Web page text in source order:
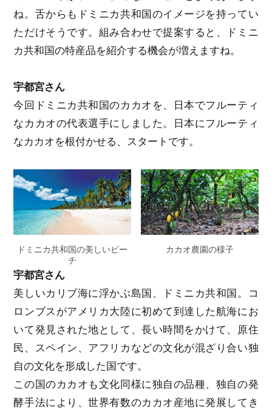
ね。舌からもドミニカ共和国のイメージを持ってい
ただけそうです。組み合わせで提案すると、ドミニ
カ共和国の特産品を紹介する機会が増えますね。
宇都宮さん
今回ドミニカ共和国のカカオを、日本でフルーティ
なカカオの代表選手にしました。日本にフルーティ
なカカオを根付かせる、スタートです。
ドミニカ共和国の美しいビー
チ
カカオ農園の様子
宇都宮さん
美しいカリブ海に浮かぶ島国、ドミニカ共和国。コ
ロンブスがアメリカ大陸に初めて到達した航海にお
いて発見された地として、長い時間をかけて、原住
民、スペイン、アフリカなどの文化が混ざり合い独
自の文化を形成した国です。
この国のカカオも文化同様に独自の品種、独自の発
酵手法により、世界有数のカカオ産地に発展してき